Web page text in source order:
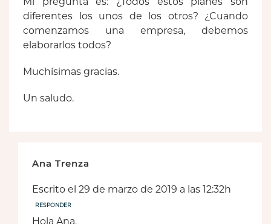
diferentes los unos de los otros? ¿Cuando
comenzamos una empresa, debemos
elaborarlos todos?
Muchísimas gracias.
Un saludo.
Ana Trenza
Escrito el 29 de marzo de 2019 a las 12:32h
RESPONDER
Hola Ana,